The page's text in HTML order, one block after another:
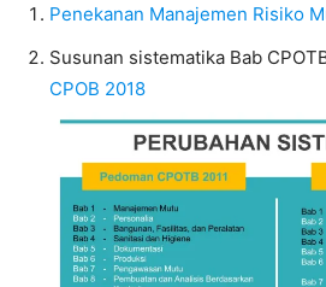
Penekanan Manajemen Risiko
Susunan sistematika Bab
CPOB 2018